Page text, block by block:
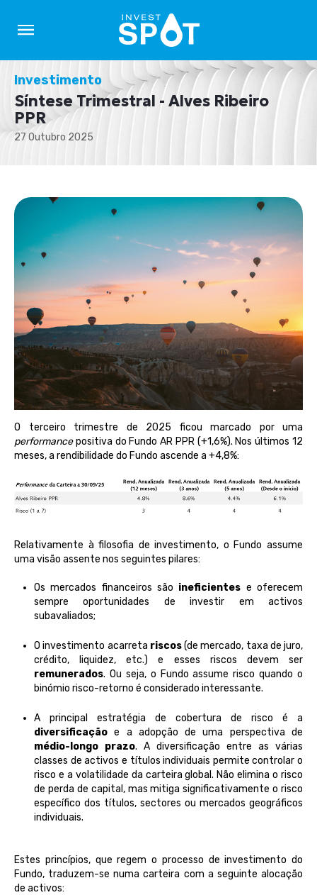
Investimento
Síntese Trimestral - Alves Ribeiro
PPR
27 Outubro 2025
O terceiro trimestre de 2025 ficou marcado por
uma
performance positiva do Fundo AR PPR (+1,6%). Nosúltimos 12
meses, a rendibilidade do Fundo ascende a +4,8%:
Relativamente à filosofia de investimento, o Fundo assume
uma visão assente nos seguintes pilares:
Os mercados financeiros são ineficientes e oferecem
sempre oportunidades de investir em activos
subavaliados;
O investimento acarreta riscos(de mercado, taxa de juro,
crédito,
liquidez, etc.) e esses riscos devem ser
remunerados. Ou seja, o Fundo assume risco quando o
binómio risco-retorno é considerado interessante.
A principal estratégia de cobertura de risco é a
diversificação e a adopção de uma perspectiva de
médio-longo prazo. A diversificação entre as várias
classes deactivos e títulos individuais permite controlar o
risco e a volatilidade da carteira global. Não elimina o risco
de perda de capital, mas mitiga significativamente o risco
específico dos títulos, sectores ou mercados geográficos
individuais.
Estes princípios, queregem o processo deinvestimento do
Fundo, traduzem-senuma carteira com a seguinte alocação
de activos: